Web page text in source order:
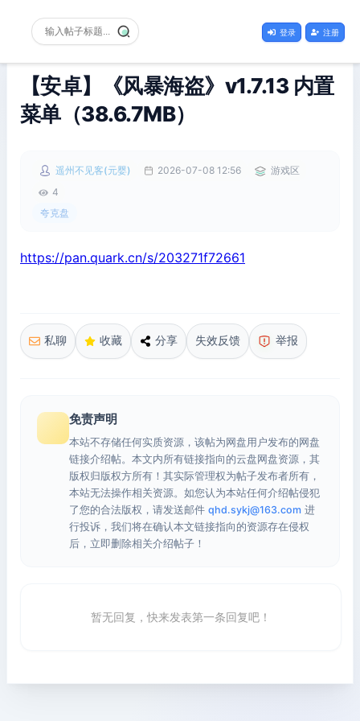
登录 注册
【安卓】《风暴海盗》v1.7.13 内置
菜单（38.6.7MB）
遥州不见客(元婴) 2026-07-08 12:56
游戏区
4
夸克盘
https://pan.quark.cn/s/203271f72661
私聊 收藏 分享 失效反馈 举报
免责声明
本站不存储任何实质资源，该帖为网盘用户发布的网盘
链接介绍帖。本文内所有链接指向的云盘网盘资源，其
版权归版权方所有！其实际管理权为帖子发布者所有，
本站无法操作相关资源。如您认为本站任何介绍帖侵犯
了您的合法版权，请发送邮件 qhd.sykj@163.com 进
行投诉，我们将在确认本文链接指向的资源存在侵权
后，立即删除相关介绍帖子！
暂无回复，快来发表第一条回复吧！